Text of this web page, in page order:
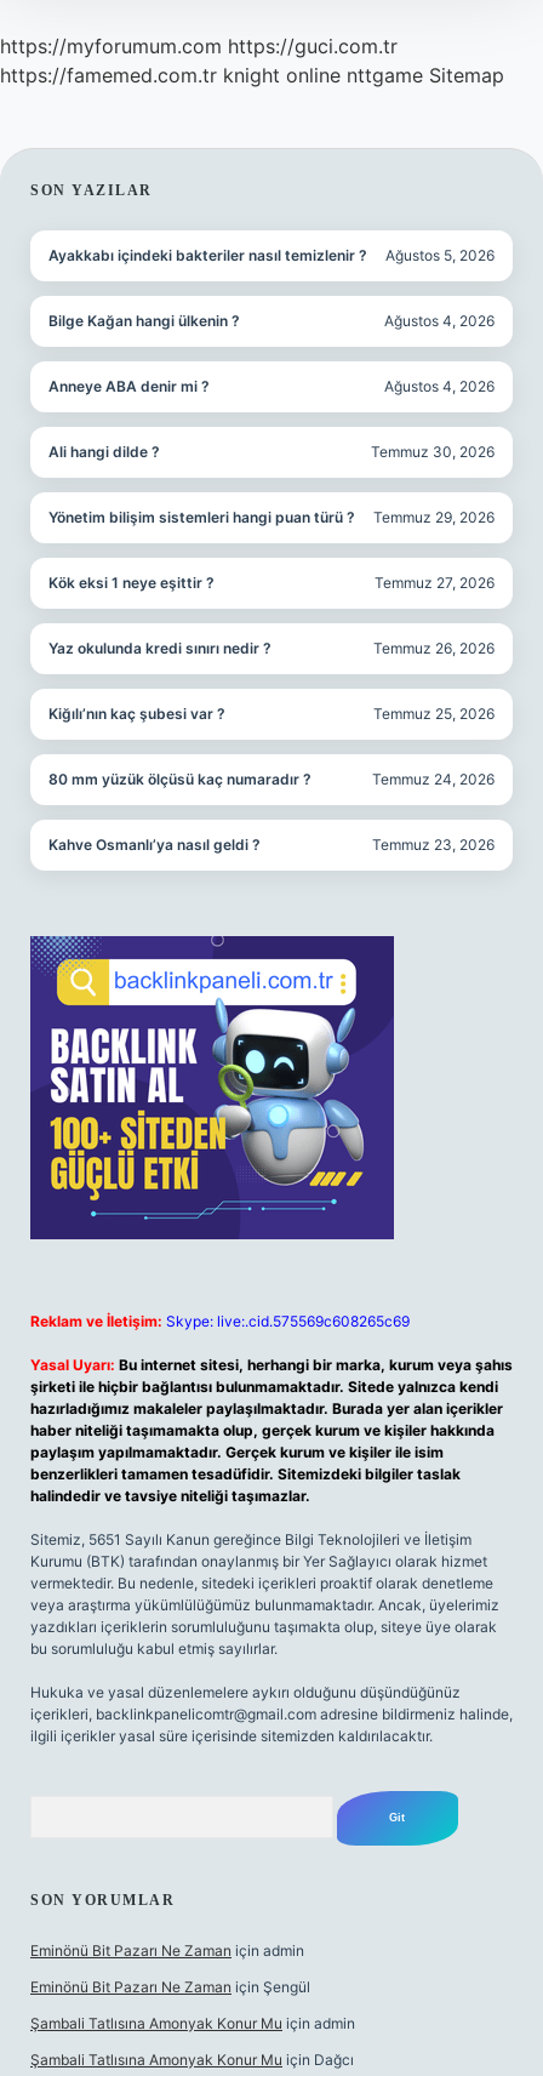
https://myforumum.com https://guci.com.tr
https://famemed.com.tr knight online nttgame Sitemap
SIDEBAR
SON YAZILAR
Ayakkabı içindeki bakteriler nasıl temizlenir ? Ağustos 5, 2026
Bilge Kağan hangi ülkenin ? Ağustos 4, 2026
Anneye ABA denir mi ? Ağustos 4, 2026
Ali hangi dilde ? Temmuz 30, 2026
Yönetim bilişim sistemleri hangi puan türü ? Temmuz 29, 2026
Kök eksi 1 neye eşittir ? Temmuz 27, 2026
Yaz okulunda kredi sınırı nedir ? Temmuz 26, 2026
Kiğılı’nın kaç şubesi var ? Temmuz 25, 2026
80 mm yüzük ölçüsü kaç numaradır ? Temmuz 24, 2026
Kahve Osmanlı’ya nasıl geldi ? Temmuz 23, 2026
Reklam ve İletişim: Skype: live:.cid.575569c608265c69
Yasal Uyarı: Bu internet sitesi, herhangi bir marka, kurum veya şahıs
şirketi ile hiçbir bağlantısı bulunmamaktadır. Sitede yalnızca kendi
hazırladığımız makaleler paylaşılmaktadır. Burada yer alan içerikler
haber niteliği taşımamakta olup, gerçek kurum ve kişiler hakkında
paylaşım yapılmamaktadır. Gerçek kurum ve kişiler ile isim
benzerlikleri tamamen tesadüfidir. Sitemizdeki bilgiler taslak
halindedir ve tavsiye niteliği taşımazlar.
Sitemiz, 5651 Sayılı Kanun gereğince Bilgi Teknolojileri ve İletişim
Kurumu (BTK) tarafından onaylanmış bir Yer Sağlayıcı olarak hizmet
vermektedir. Bu nedenle, sitedeki içerikleri proaktif olarak denetleme
veya araştırma yükümlülüğümüz bulunmamaktadır. Ancak, üyelerimiz
yazdıkları içeriklerin sorumluluğunu taşımakta olup, siteye üye olarak
bu sorumluluğu kabul etmiş sayılırlar.
Hukuka ve yasal düzenlemelere aykırı olduğunu düşündüğünüz
içerikleri, backlinkpanelicomtr@gmail.com adresine bildirmeniz halinde,
ilgili içerikler yasal süre içerisinde sitemizden kaldırılacaktır.
SON YORUMLAR
Eminönü Bit Pazarı Ne Zaman için admin
Eminönü Bit Pazarı Ne Zaman için Şengül
Şambali Tatlısına Amonyak Konur Mu için admin
Şambali Tatlısına Amonyak Konur Mu için Dağcı